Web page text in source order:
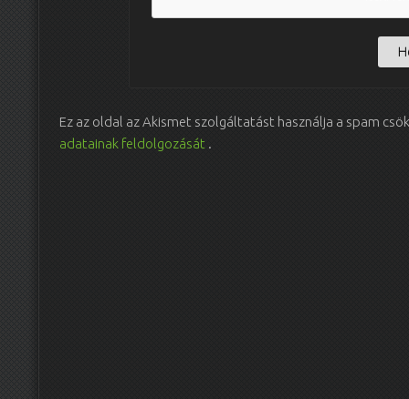
Ez az oldal az Akismet szolgáltatást használja a spam
adatainak feldolgozását .